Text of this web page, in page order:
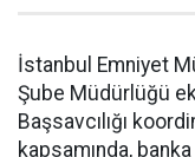
İstanbul Emniyet
Şube Müdürlüğü
Başsavcılığı
kapsamında,